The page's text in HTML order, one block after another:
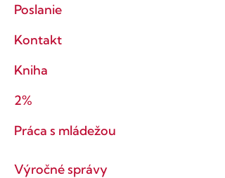
Poslanie
Kontakt
Kniha
2%
Práca s mládežou
Výročné správy